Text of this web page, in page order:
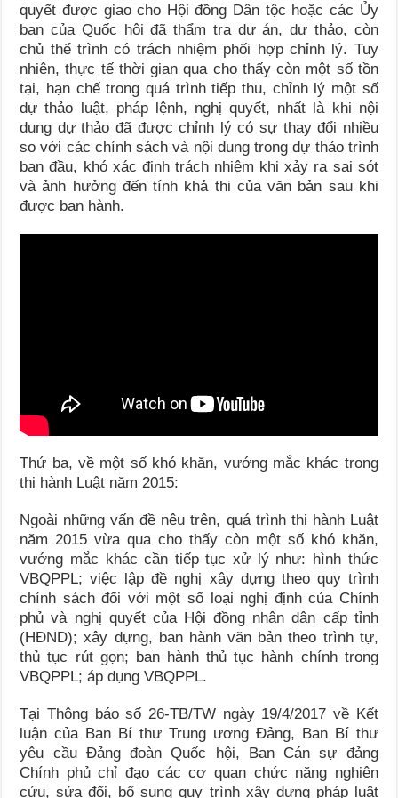
quyết được giao cho Hội đồng Dân tộc hoặc các Ủy
ban của Quốc hội đã thẩm tra dự án, dự thảo, còn
chủ thể trình có trách nhiệm phối hợp chỉnh lý. Tuy
nhiên, thực tế thời gian qua cho thấy còn một số tồn
tại, hạn chế trong quá trình tiếp thu, chỉnh lý một số
dự thảo luật, pháp lệnh, nghị quyết, nhất là khi nội
dung dự thảo đã được chỉnh lý có sự thay đổi nhiều
so với các chính sách và nội dung trong dự thảo trình
ban đầu, khó xác định trách nhiệm khi xảy ra sai sót
và ảnh hưởng đến tính khả thi của văn bản sau khi
được ban hành.
Thứ ba, về một số khó khăn, vướng mắc khác trong
thi hành Luật năm 2015:
Ngoài những vấn đề nêu trên, quá trình thi hành Luật
năm 2015 vừa qua cho thấy còn một số khó khăn,
vướng mắc khác cần tiếp tục xử lý như: hình thức
VBQPPL; việc lập đề nghị xây dựng theo quy trình
chính sách đối với một số loại nghị định của Chính
phủ và nghị quyết của Hội đồng nhân dân cấp tỉnh
(HĐND); xây dựng, ban hành văn bản theo trình tự,
thủ tục rút gọn; ban hành thủ tục hành chính trong
VBQPPL; áp dụng VBQPPL.
Tại Thông báo số 26-TB/TW ngày 19/4/2017 về Kết
luận của Ban Bí thư Trung ương Đảng, Ban Bí thư
yêu cầu Đảng đoàn Quốc hội, Ban Cán sự đảng
Chính phủ chỉ đạo các cơ quan chức năng nghiên
cứu, sửa đổi, bổ sung quy trình xây dựng pháp luật